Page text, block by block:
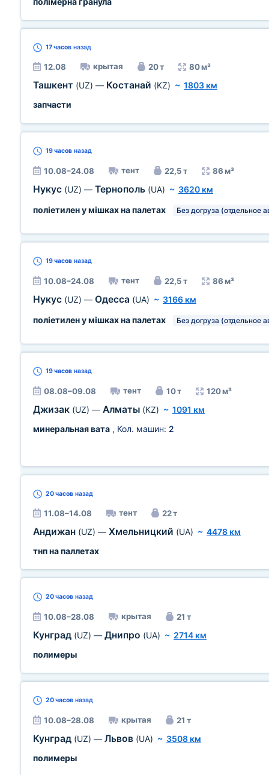
17 часов назад
12.08 крытая 20 т 80 м³
Ташкент (UZ) — Костанай (KZ) ~ 1803 км
запчасти
19 часов назад
10.08–24.08 тент 22,5 т 86 м³
Нукус (UZ) — Тернополь (UA) ~ 3620 км
поліетилен у мішках на палетах
Без догруза (отдельное
19 часов назад
10.08–24.08 тент 22,5 т 86 м³
Нукус (UZ) — Одесса (UA) ~ 3166 км
поліетилен у мішках на палетах
Без догруза (отдельное
19 часов назад
08.08–09.08 тент 10 т 120 м³
Джизак (UZ) — Алматы (KZ) ~ 1091 км
минеральная вата , Кол. машин: 2
20 часов назад
11.08–14.08 тент 22 т
Андижан (UZ) — Хмельницкий (UA) ~ 4478 км
тнп на паллетах
20 часов назад
10.08–28.08 крытая 21 т
Кунград (UZ) — Днипро (UA) ~ 2714 км
полимеры
20 часов назад
10.08–28.08 крытая 21 т
Кунград (UZ) — Львов (UA) ~ 3508 км
полимеры